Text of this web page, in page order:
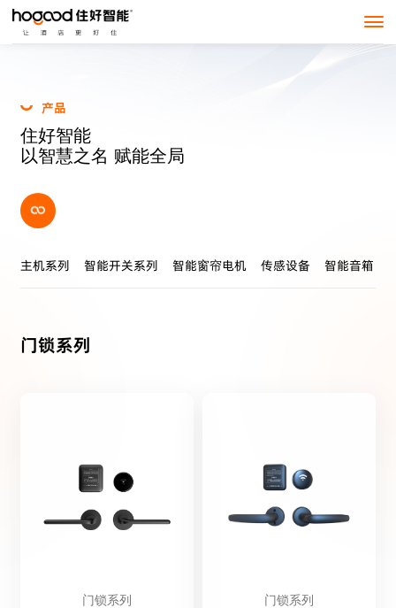
产品
住好智能
以智慧之名 赋能全局
主机系列 智能开关系列 智能窗帘电机 传感设备 智能音箱
门锁系列
门锁系列 门锁系列
提交留言